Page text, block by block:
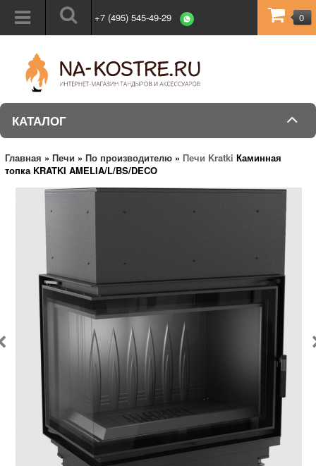
+7 (495) 545-49-29 0
КАТАЛОГ
Главная » Печи » По производителю » Печи Kratki Каминная
топка KRATKI AMELIA/L/BS/DECO